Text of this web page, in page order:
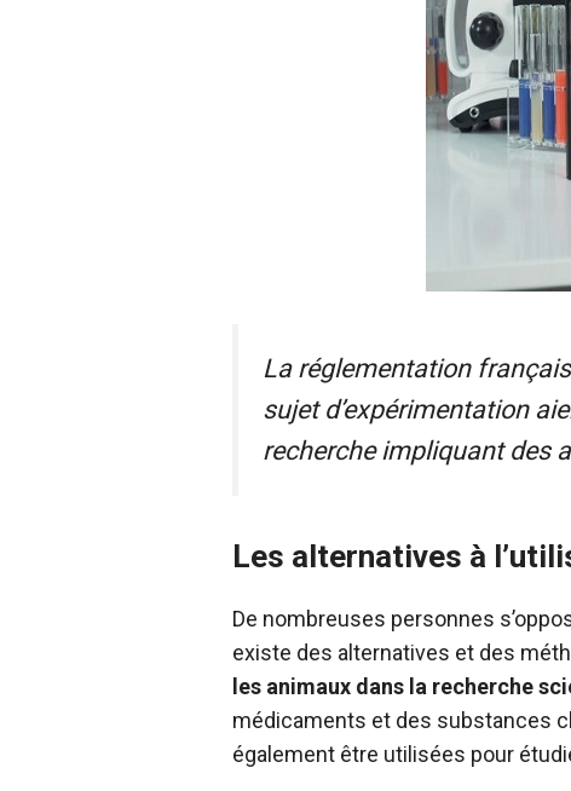
La réglementation
sujet d’expérimentation
recherche impliquant des
Les alternatives à
De nombreuses personnes
existe des alternatives et des
les animaux dans la recherche
médicaments et des substances
également être utilisées pour